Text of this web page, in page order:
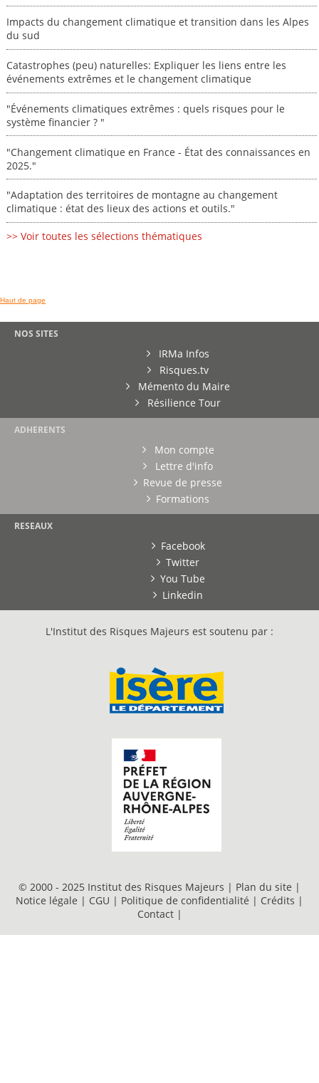
Impacts du changement climatique et transition dans les Alpes
du sud
Catastrophes (peu) naturelles: Expliquer les liens entre les
événements extrêmes et le changement climatique
"Événements climatiques extrêmes : quels risques pour le
système financier ? "
"Changement climatique en France - État des connaissances en
2025."
"Adaptation des territoires de montagne au changement
climatique : état des lieux des actions et outils."
>> Voir toutes les sélections thématiques
Haut de page
NOS SITES
IRMa Infos
Risques.tv
Mémento du Maire
Résilience Tour
ADHERENTS
Mon compte
Lettre d'info
Revue de presse
Formations
RESEAUX
Facebook
Twitter
You Tube
Linkedin
L'Institut des Risques Majeurs est soutenu par :
© 2000 - 2025 Institut des Risques Majeurs | Plan du site |
Notice légale | CGU | Politique de confidentialité | Crédits |
Contact |